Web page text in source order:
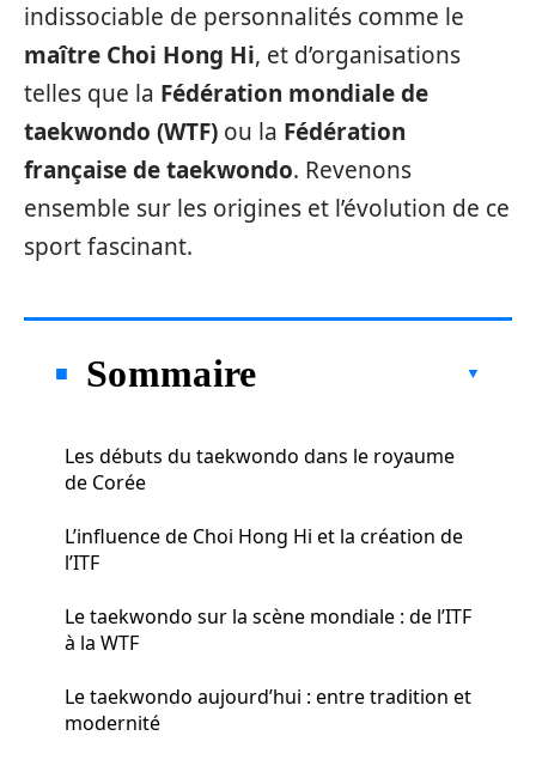
indissociable de personnalités comme le
maître Choi Hong Hi, et d’organisations
telles que la Fédération mondiale de
taekwondo (WTF) ou la Fédération
française de taekwondo. Revenons
ensemble sur les origines et l’évolution de ce
sport fascinant.
Sommaire
Les débuts du taekwondo dans le royaume
de Corée
L’influence de Choi Hong Hi et la création de
l’ITF
Le taekwondo sur la scène mondiale : de l’ITF
à la WTF
Le taekwondo aujourd’hui : entre tradition et
modernité